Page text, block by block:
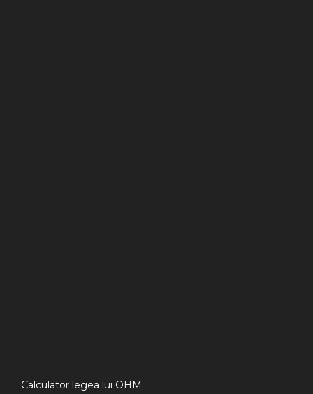
Calculator legea lui OHM